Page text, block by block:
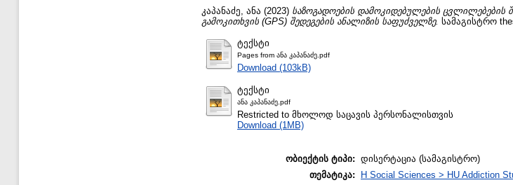
კაპანაძე, ანა (2023) საზოგადოების დამოკიდებულების ცვლილებების
გამოკითხვის (GPS) შედეგების ანალიზის საფუძველზე. სამაგისტრო
ტექსტი
Pages from ანა კაპანაძე.pdf
Download (103kB)
ტექსტი
ანა კაპანაძე.pdf
Restricted to მხოლოდ საცავის პერსონალისთვის
Download (1MB)
ობიექტის ტიპი: დისერტაცია (სამაგისტრო)
თემატიკა:
H Social Sciences > HU Addiction